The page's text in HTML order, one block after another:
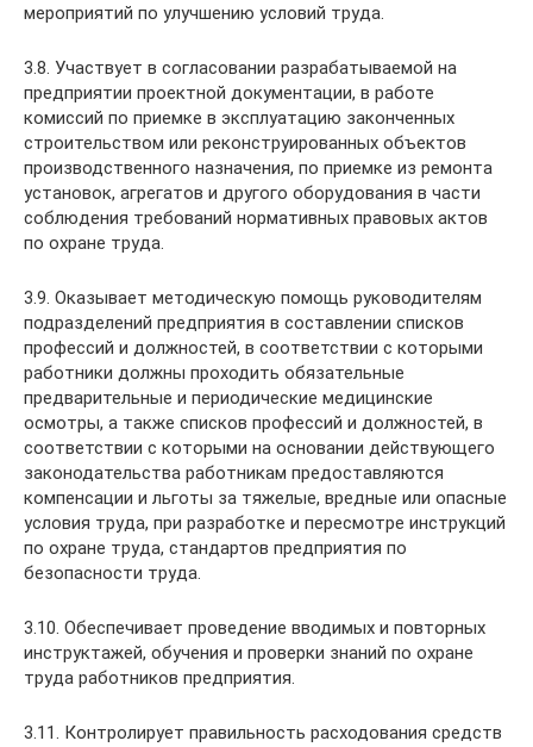
мероприятий по улучшению условий труда.
3.8. Участвует в согласовании разрабатываемой на
предприятии проектной документации, в работе
комиссий по приемке в эксплуатацию законченных
строительством или реконструированных объектов
производственного назначения, по приемке из ремонта
установок, агрегатов и другого оборудования в части
соблюдения требований нормативных правовых актов
по охране труда.
3.9. Оказывает методическую помощь руководителям
подразделений предприятия в составлении списков
профессий и должностей, в соответствии с которыми
работники должны проходить обязательные
предварительные и периодические медицинские
осмотры, а также списков профессий и должностей, в
соответствии с которыми на основании действующего
законодательства работникам предоставляются
компенсации и льготы за тяжелые, вредные или опасные
условия труда, при разработке и пересмотре инструкций
по охране труда, стандартов предприятия по
безопасности труда.
3.10. Обеспечивает проведение вводимых и повторных
инструктажей, обучения и проверки знаний по охране
труда работников предприятия.
3.11. Контролирует правильность расходования средств